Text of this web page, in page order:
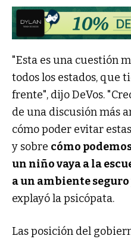
"Esta es una cuestión
todos los estados, que
frente", dijo DeVos.
de una discusión más
cómo poder evitar
y sobre cómo
un niño vaya a la
a un ambiente
explayó la psicópata.
Las posición del